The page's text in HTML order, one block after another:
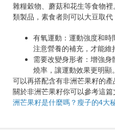
雜糧穀物、蘑菇和花生等食物
類製品，素食者則可以大豆取
有氧運動：運動強度和
注意營養的補充，才能維
需要改變身形者：增強
燒率，讓運動效果更明顯。
可以再搭配含有非洲芒果籽的產
關於非洲芒果籽你可以參考這篇
洲芒果籽是什麼嗎？瘦子的4大